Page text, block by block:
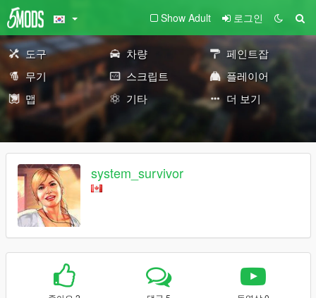
Show Adult 로그인
도구 차량
페인트잡
무기
스크립트
플레이어
맵
기타 더 보기
system_survivor